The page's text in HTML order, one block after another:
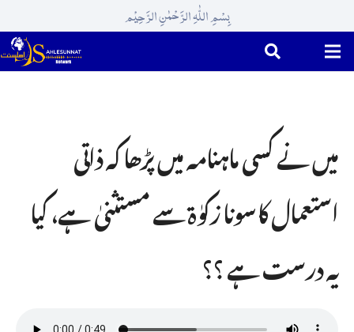
بِسْمِ اللّٰہِ الرَّحْمٰنِ الرَّحِیْم
میں نے کسی ماہنامہ میں پڑھا کہ ذاتی
استعمال کا سونا زکوٰۃ سے مستثنیٰ ہے، کیا
یہ درست ہے ؟؟